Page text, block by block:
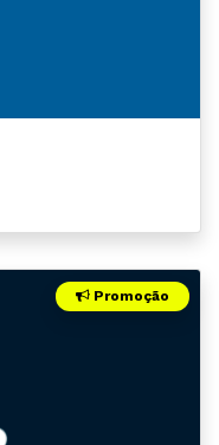
Promoção